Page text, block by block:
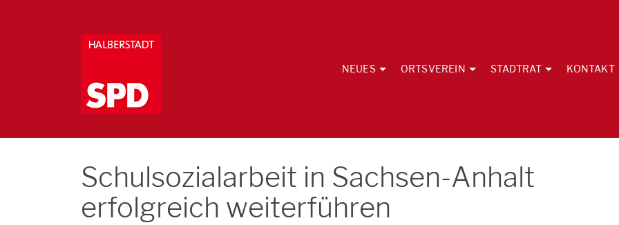
NEUES ORTSVEREIN STADTRAT KONTAKT
Schulsozialarbeit in Sachsen-Anhalt
erfolgreich weiterführen